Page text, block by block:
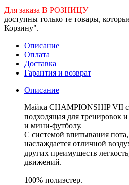
Для заказа В РОЗНИЦУ
доступны только те товары,
Корзину".
Описание
Оплата
Доставка
Гарантия и возврат
Описание
Майка CHAMPIONSHIP VII с
подходящая для тренировок
и мини-футболу.
С системой впитывания
наслаждается отличной
других преимуществ
движений.
100% полиэстер.